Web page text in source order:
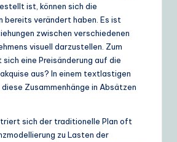
ist, können sich die
bereits verändert haben. Es ist
zwischen verschiedenen
visuell darzustellen. Zum
eine Preisänderung auf die
aus? In einem textlastigen
Zusammenhänge in Absätzen
sich der traditionelle Plan oft
zu Lasten der